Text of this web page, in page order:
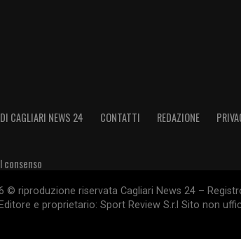
CAGLIARI NEWS 24 CONTATTI REDAZIONE
© riproduzione riservata Cagliari News 24 –
e proprietario: Sport Review S.r.l Sito non